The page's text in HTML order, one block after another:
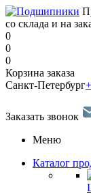
со склада и на
0
0
0
Корзина заказа
Санкт-Петербург
Заказать звонок
Меню
Каталог